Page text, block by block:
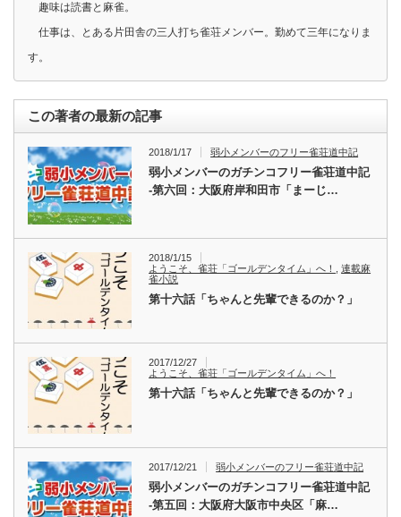
趣味は読書と麻雀。
仕事は、とある片田舎の三人打ち雀荘メンバー。勤めて三年になりま
す。
この著者の最新の記事
2018/1/17 弱小メンバーのフリー雀荘道中記
弱小メンバーのガチンコフリー雀荘道中記
-第六回：大阪府岸和田市「まーじ…
2018/1/15
ようこそ、雀荘「ゴールデンタイム」へ！
,連載麻
雀小説
第十六話「ちゃんと先輩できるのか？」
2017/12/27
ようこそ、雀荘「ゴールデンタイム」へ！
第十六話「ちゃんと先輩できるのか？」
2017/12/21 弱小メンバーのフリー雀荘道中記
弱小メンバーのガチンコフリー雀荘道中記
-第五回：大阪府大阪市中央区「麻…